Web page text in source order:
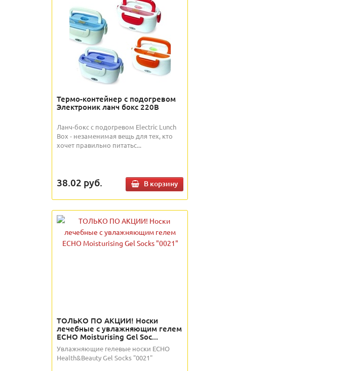
Термо-контейнер с подогревом
Электроник ланч бокс 220В
Ланч-бокс с подогревом Electric Lunch
Box - незаменимая вещь для тех, кто
хочет правильно питатьс...
38.02 руб. В корзину
ТОЛЬКО ПО АКЦИИ! Носки
лечебные с увлажняющим гелем
ECHO Moisturising Gel Soc...
Увлажняющие гелевые носки ECHO
Health&Beauty Gel Socks "0021"